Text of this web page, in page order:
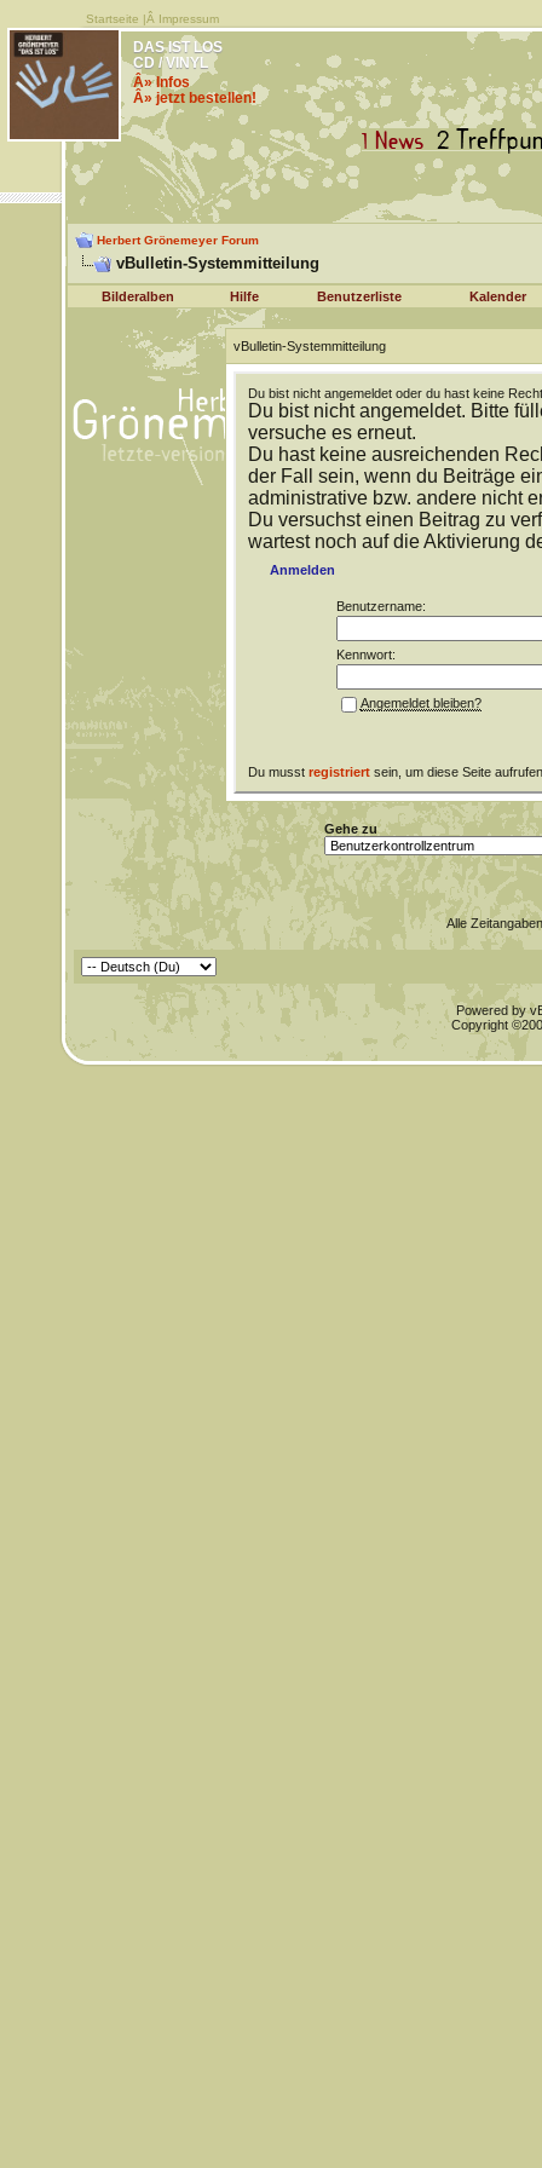
Startseite |Â Impressum
DAS IST LOS
CD / VINYL
Â» Infos
Â» jetzt bestellen!
Herbert Grönemeyer Forum
vBulletin-Systemmitteilung
Bilderalben Hilfe Benutzerliste Kalender
vBulletin-Systemmitteilung
Du bist nicht angemeldet oder du hast keine
Du bist nicht angemeldet. Bitte
versuche es erneut.
Du hast keine ausreichenden
der Fall sein, wenn du Beiträge
administrative bzw. andere nicht
Du versuchst einen Beitrag zu
wartest noch auf die Aktivierung
Anmelden
Benutzername:
Kennwort:
Angemeldet bleiben?
Du musst registriertsein, um diese Seite
Gehe zu
Alle
Powered by
Copyright